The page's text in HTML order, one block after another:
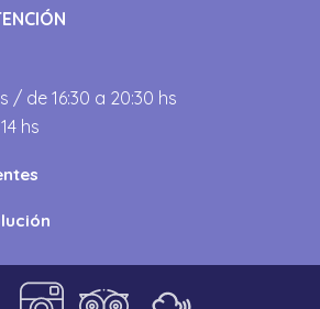
/ de 16:30 a 20:30 hs
hs